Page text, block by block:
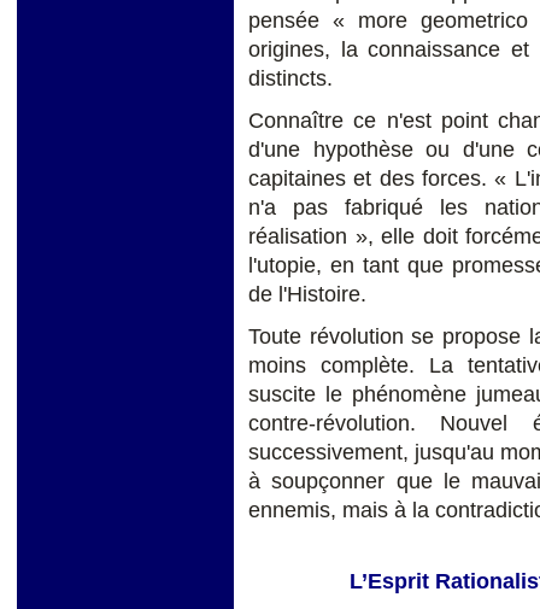
pensée « more
origines, la connaissance
distincts.
Connaître ce n'est point
d'une hypothèse ou d'une
capitaines et des forces. «
n'a pas fabriqué les
réalisation », elle doit
l'utopie, en tant que
de l'Histoire.
Toute révolution se propose
moins complète. La
suscite le phénomène
contre-révolution.
successivement, jusqu'au
à soupçonner que le
ennemis, mais à la
L’Esprit